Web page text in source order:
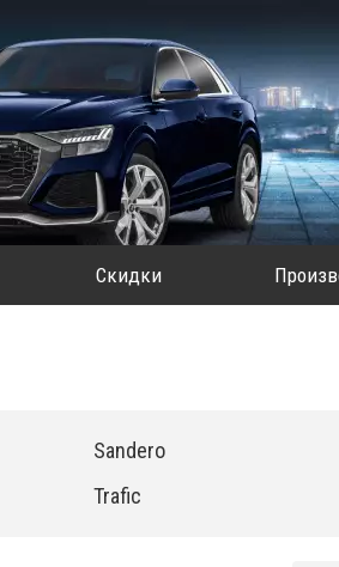
Скидки
Sandero
Trafic